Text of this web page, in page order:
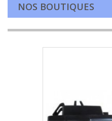
NOS BOUTIQUES